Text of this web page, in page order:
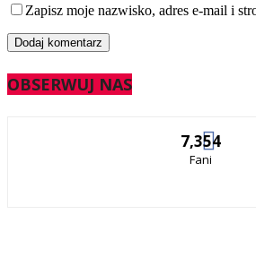
Zapisz moje nazwisko, adres e-mail i
OBSERWUJ NAS
7,354
Fani